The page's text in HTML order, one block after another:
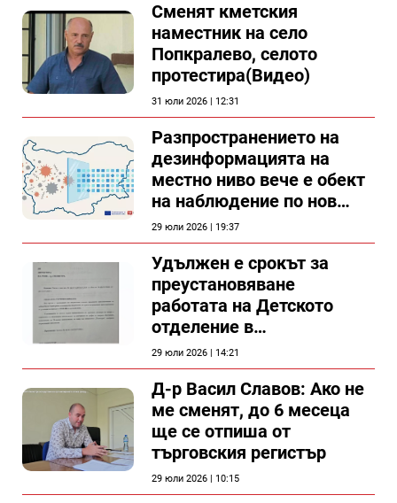
Сменят кметския
наместник на село
Попкралево, селото
протестира(Видео)
31 юли 2026 | 12:31
Разпространението на
дезинформацията на
местно ниво вече е обект
на наблюдение по нов
проект
29 юли 2026 | 19:37
Удължен е срокът за
преустановяване
работата на Детското
отделение в
силистренската болница
29 юли 2026 | 14:21
Д-р Васил Славов: Ако не
ме сменят, до 6 месеца
ще се отпиша от
търговския регистър
29 юли 2026 | 10:15